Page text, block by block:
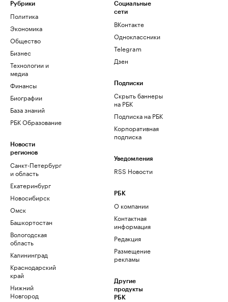
Рубрики
Политика
Экономика
Общество
Бизнес
Технологии и
медиа
Финансы
Биографии
База знаний
РБК Образование
Новости
регионов
Санкт-Петербург
и область
Екатеринбург
Новосибирск
Омск
Башкортостан
Вологодская
область
Калининград
Краснодарский
край
Нижний
Новгород
Социальные
сети
ВКонтакте
Одноклассники
Telegram
Дзен
Подписки
Скрыть баннеры
на РБК
Подписка на РБК
Корпоративная
подписка
Уведомления
RSS Новости
РБК
О компании
Контактная
информация
Редакция
Размещение
рекламы
Другие
продукты
РБК